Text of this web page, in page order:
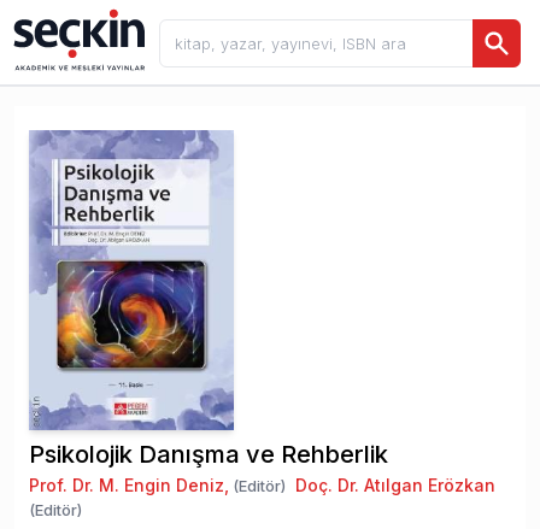
Psikolojik Danışma ve Rehberlik
Prof. Dr. M. Engin Deniz, (Editör) Doç. Dr. Atılgan Erözkan
(Editör)